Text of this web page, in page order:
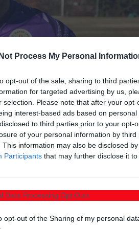
Process My Personal
opt-out of the sale, sharing to third
for targeted advertising by us,
selection. Please note that after your
interest-based ads based on
to third parties prior to your opt-
of your personal information by third
This information may also be disclosed
Participants that may further disclose it
Data Processing Opt Outs
opt-out of the Sharing of my personal
στο ποδοσφαιρικό κοινό
Απόλλωνα Λάρισας και έπειτα
Διαγόρα Ρόδου, Πανδραμαϊκού,
σταθμός στην καριέρα
και του ευχόμαστε